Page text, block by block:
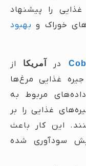
را پیشنهاد
خوراک و بهبود
در آمریکا
از
غذایی مرغ‌ها
مربوط به
غذایی را بر
این کار باعث
سودآوری شده